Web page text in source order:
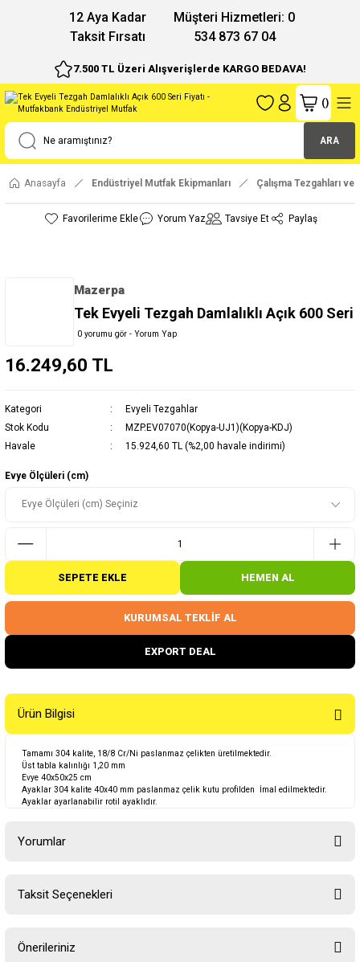
12 Aya Kadar
Taksit Fırsatı
Müşteri Hizmetleri: 0
534 873 67 04
7.500 TL Üzeri Alışverişlerde KARGO BEDAVA!
ARA
()
Anasayfa Endüstriyel Mutfak Ekipmanları Çalışma Tezgahları ve
Yorum Yaz Tavsiye Et Paylaş
Mazerpa
Tek Evyeli Tezgah Damlalıklı Açık 600 Seri
0 yorumu gör - Yorum Yap
16.249,60 TL
Kategori
Evyeli Tezgahlar
Stok Kodu
MZP.EV07070(Kopya-UJ1)(Kopya-KDJ)
Havale
15.924,60 TL (%2,00 havale indirimi)
Evye Ölçüleri (cm)
SEPETE EKLE HEMEN AL
KURUMSAL TEKLİF AL
EXPORT DEAL
Ürün Bilgisi
Tamamı 304 kalite, 18/8 Cr/Ni paslanmaz çelikten üretilmektedir.
Üst tabla kalınlığı 1,20 mm
Evye 40x50x25 cm
Ayaklar 304 kalite 40x40 mm paslanmaz çelik kutu profilden İmal edilmektedir.
Ayaklar ayarlanabilir rotil ayaklıdır.
Yorumlar
Taksit Seçenekleri
Önerileriniz